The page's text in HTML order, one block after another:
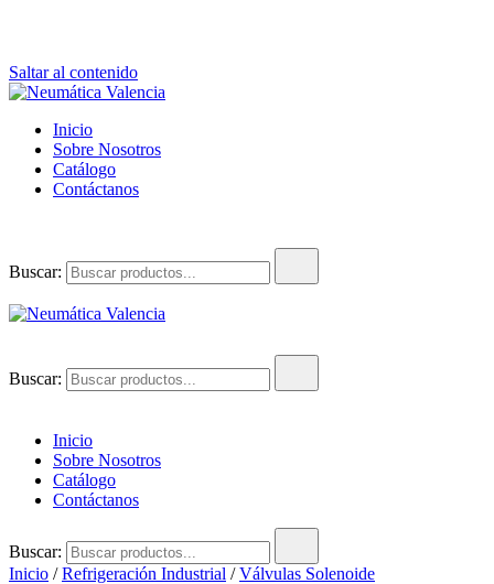
Saltar al contenido
Neumática Valencia
Venta y Asesoramiento en Equipos Neumáticos e Hidráulicos
Inicio
Sobre Nosotros
Catálogo
Contáctanos
Buscar:
Venta y Asesoramiento en Equipos Neumáticos e Hidráulicos
Buscar:
Inicio
Sobre Nosotros
Catálogo
Contáctanos
Buscar:
Inicio /Refrigeración Industrial /Válvulas Solenoide